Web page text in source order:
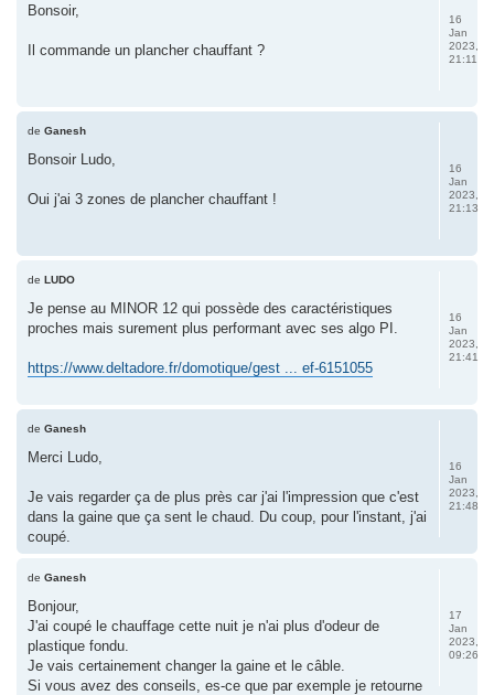
Bonsoir,
Il commande un plancher chauffant ?
16
Jan
2023,
21:11
de Ganesh
Bonsoir Ludo,
Oui j'ai 3 zones de plancher chauffant !
16
Jan
2023,
21:13
de LUDO
Je pense au MINOR 12 qui possède des caractéristiques
proches mais surement plus performant avec ses algo PI.
https://www.deltadore.fr/domotique/gest ... ef-6151055
16
Jan
2023,
21:41
de Ganesh
Merci Ludo,
Je vais regarder ça de plus près car j'ai l'impression que c'est
dans la gaine que ça sent le chaud. Du coup, pour l'instant, j'ai
coupé.
16
Jan
2023,
21:48
de Ganesh
Bonjour,
J'ai coupé le chauffage cette nuit je n'ai plus d'odeur de
plastique fondu.
Je vais certainement changer la gaine et le câble.
Si vous avez des conseils, es-ce que par exemple je retourne
17
Jan
2023,
09:26